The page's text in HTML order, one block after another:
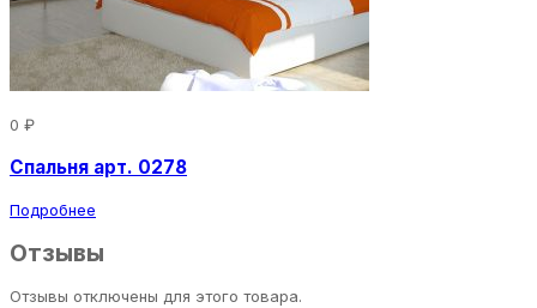
0 ₽
Спальня арт. 0278
Подробнее
Отзывы
Отзывы отключены для этого товара.